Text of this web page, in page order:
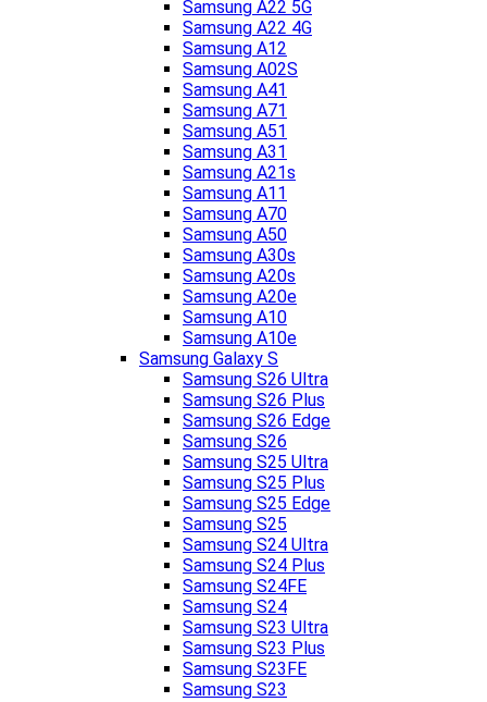
Samsung A22 5G
Samsung A22 4G
Samsung A12
Samsung A02S
Samsung A41
Samsung A71
Samsung A51
Samsung A31
Samsung A21s
Samsung A11
Samsung A70
Samsung A50
Samsung A30s
Samsung A20s
Samsung A20e
Samsung A10
Samsung A10e
Samsung Galaxy S
Samsung S26 Ultra
Samsung S26 Plus
Samsung S26 Edge
Samsung S26
Samsung S25 Ultra
Samsung S25 Plus
Samsung S25 Edge
Samsung S25
Samsung S24 Ultra
Samsung S24 Plus
Samsung S24FE
Samsung S24
Samsung S23 Ultra
Samsung S23 Plus
Samsung S23FE
Samsung S23